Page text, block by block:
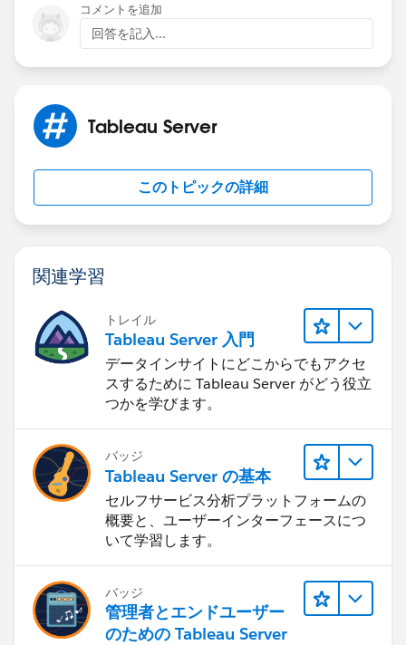
コメントを追加
回答を記入...
Tableau Server
このトピックの詳細
関連学習
トレイル
Tableau Server 入門
データインサイトにどこからでもアクセ
スするために Tableau Server がどう役立
つかを学びます。
バッジ
Tableau Server の基本
セルフサービス分析プラットフォームの
概要と、ユーザーインターフェースにつ
いて学習します。
バッジ
管理者とエンドユーザー
のための Tableau Server